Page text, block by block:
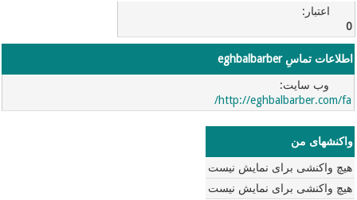
اعتبار:
0
اطلاعات تماسِ eghbalbarber
وب‌ سایت:
http://eghbalbarber.com/fa/
واکنشهای من
هیچ واکنشی برای نمایش نیست
هیچ واکنشی برای نمایش نیست